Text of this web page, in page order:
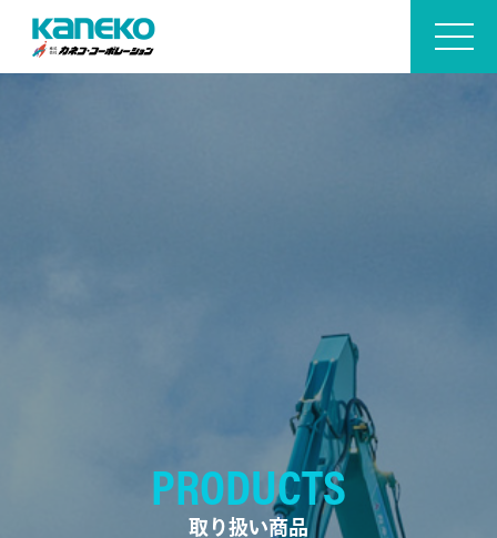
PRODUCTS
取り扱い商品